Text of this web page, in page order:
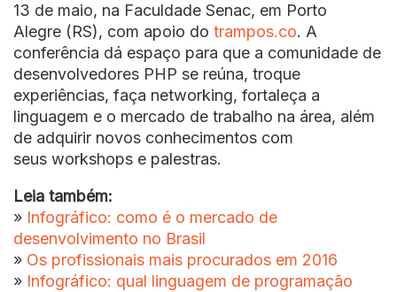
13 de maio, na Faculdade Senac, em Porto
Alegre (RS), com apoio do trampos.co. A
conferência dá espaço para que a comunidade de
desenvolvedores PHP se reúna, troque
experiências, faça networking, fortaleça a
linguagem e o mercado de trabalho na área, além
de adquirir novos conhecimentos com
seus workshops e palestras.
Leia também:
» Infográfico: como é o mercado de
desenvolvimento no Brasil
» Os profissionais mais procurados em 2016
» Infográfico: qual linguagem de programação